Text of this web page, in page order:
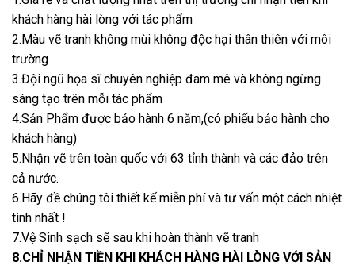
khách hàng hài lòng với tác phẩm
2.Màu vẽ tranh không mùi không độc hại thân thiên với môi
trường
3.Đội ngũ họa sĩ chuyên nghiệp đam mê và không ngừng
sáng tạo trên mỗi tác phẩm
4.Sản Phẩm được bảo hành 6 năm,(có phiếu bảo hành cho
khách hàng)
5.Nhận vẽ trên toàn quốc với 63 tỉnh thành và các đảo trên
cả nước.
6.Hãy đề chúng tôi thiết kế miễn phí và tư vấn một cách nhiệt
tình nhất !
7.Vệ Sinh sạch sẽ sau khi hoàn thành vẽ tranh
8.CHỈ NHẬN TIỀN KHI KHÁCH HÀNG HÀI LÒNG VỚI SẢN